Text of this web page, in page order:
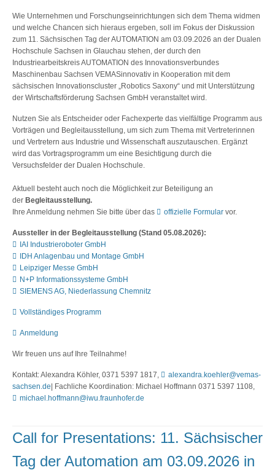
Wie Unternehmen und Forschungseinrichtungen sich dem Thema widmen
und welche Chancen sich hieraus ergeben, soll im Fokus der Diskussion
zum 11. Sächsischen Tag der AUTOMATION am 03.09.2026 an der Dualen
Hochschule Sachsen in Glauchau stehen, der durch den
Industriearbeitskreis AUTOMATION des Innovationsverbundes
Maschinenbau Sachsen VEMASinnovativ in Kooperation mit dem
sächsischen Innovationscluster „Robotics Saxony“ und mit Unterstützung
der Wirtschaftsförderung Sachsen GmbH veranstaltet wird.
Nutzen Sie als Entscheider oder Fachexperte das vielfältige Programm aus
Vorträgen und Begleitausstellung, um sich zum Thema mit Vertreterinnen
und Vertretern aus Industrie und Wissenschaft auszutauschen. Ergänzt
wird das Vortragsprogramm um eine Besichtigung durch die
Versuchsfelder der Dualen Hochschule.
Aktuell besteht auch noch die Möglichkeit zur Beteiligung an
der Begleitausstellung.
Ihre Anmeldung nehmen Sie bitte über das
offizielle Formular vor.
Aussteller in der Begleitausstellung (Stand 05.08.2026):
IAI Industrieroboter GmbH
IDH Anlagenbau und Montage GmbH
Leipziger Messe GmbH
N+P Informationssysteme GmbH
SIEMENS AG, Niederlassung Chemnitz
Vollständiges Programm
Anmeldung
Wir freuen uns auf Ihre Teilnahme!
Kontakt: Alexandra Köhler, 0371 5397 1817,
alexandra.koehler@vemas-
sachsen.de| Fachliche Koordination: Michael Hoffmann 0371 5397 1108,
michael.hoffmann@iwu.fraunhofer.de
Call for Presentations: 11. Sächsischer
Tag der Automation am 03.09.2026 in